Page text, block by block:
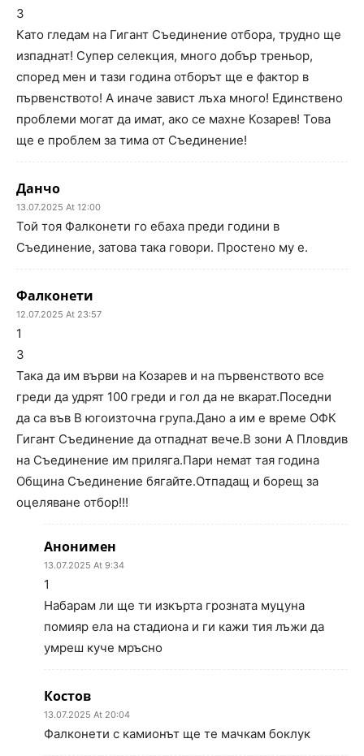
3
Като гледам на Гигант Съединение отбора, трудно ще
изпаднат! Супер селекция, много добър треньор,
според мен и тази година отборът ще е фактор в
първенството! А иначе завист лъха много! Единствено
проблеми могат да имат, ако се махне Козарев! Това
ще е проблем за тима от Съединение!
Данчо
13.07.2025 At 12:00
Той тоя Фалконети го ебаха преди години в
Съединение, затова така говори. Простено му е.
Фалконети
12.07.2025 At 23:57
1
3
Така да им върви на Козарев и на първенството все
греди да удрят 100 греди и гол да не вкарат.Поседни
да са във В югоизточна група.Дано а им е време ОФК
Гигант Съединение да отпаднат вече.В зони А Пловдив
на Съединение им приляга.Пари немат тая година
Община Съединение бягайте.Отпадащ и борещ за
оцеляване отбор!!!
Анонимен
13.07.2025 At 9:34
1
Набарам ли ще ти изкърта грозната муцуна
помияр ела на стадиона и ги кажи тия лъжи да
умреш куче мръсно
Костов
13.07.2025 At 20:04
Фалконети с камионът ще те мачкам боклук